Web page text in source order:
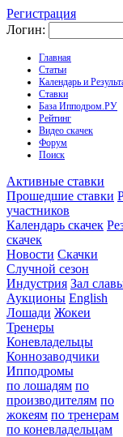
Регистрация
Логин:
Главная
Статьи
Календарь и
Ставки
База Ипподром.РУ
Рейтинг
Видео скачек
Форум
Поиск
Активные ставки
Прошедшие ставки
участников
Календарь скачек
скачек
Новости Скачки
Случной сезон
Индустрия Зал
Аукционы English
Лошади Жокеи
Тренеры
Коневладельцы
Коннозаводчики
Ипподромы
по лошадям по
производителям по
жокеям по тренерам
по коневладельцам